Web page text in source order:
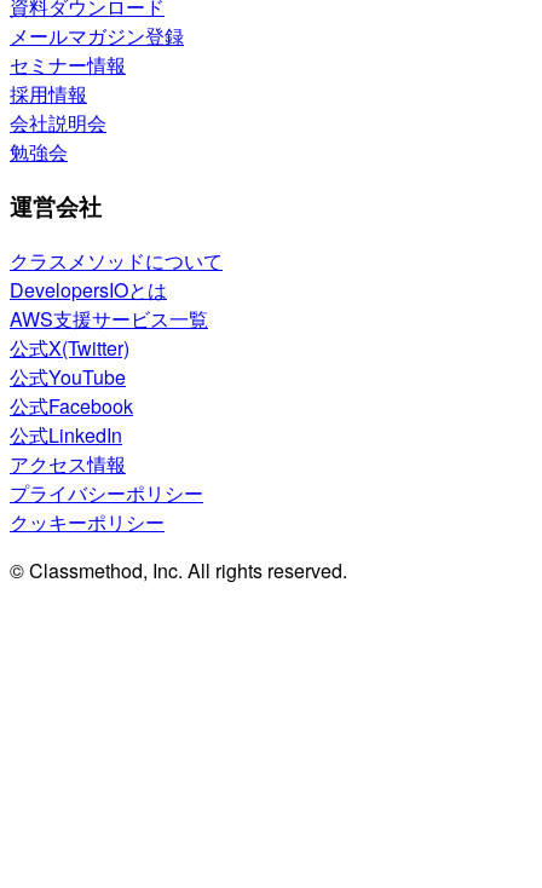
資料ダウンロード
メールマガジン登録
セミナー情報
採用情報
会社説明会
勉強会
運営会社
クラスメソッドについて
DevelopersIOとは
AWS支援サービス一覧
公式X(Twitter)
公式YouTube
公式Facebook
公式LinkedIn
アクセス情報
プライバシーポリシー
クッキーポリシー
© Classmethod, Inc. All rights reserved.